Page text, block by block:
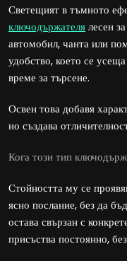
Светещият в тъмното
ключодържателялесен
автомобил, чанта или
удобство, което се
време за търсене.
Освен това добавя
но създава
Кога този тип
Стойността му се
ясно послание, без да
остава свързан с
присъства постоянно,